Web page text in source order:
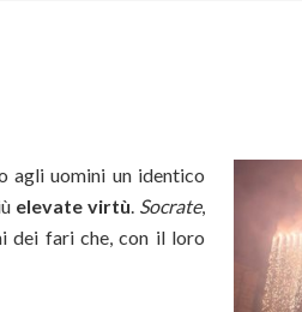
agli uomini un identico
elevate virtù. Socrate,
dei fari che, con il loro